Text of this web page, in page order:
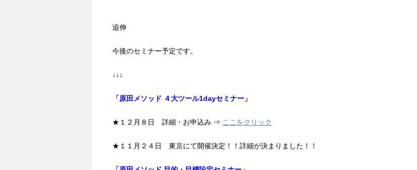
追伸
今後のセミナー予定です。
↓↓↓
「原田メソッド ４大ツール1dayセミナー」
★１２月８日 詳細・お申込み ⇒ ここをクリック
★１１月２４日 東京にて開催決定！！詳細が決まりました！！